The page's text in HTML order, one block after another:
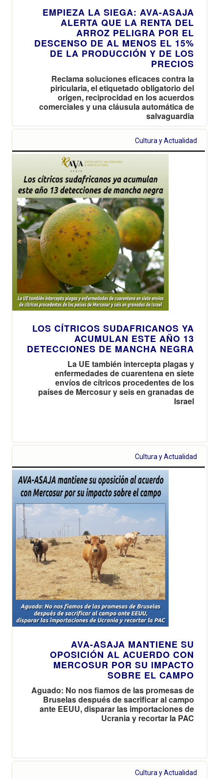
EMPIEZA LA SIEGA: AVA-ASAJA
ALERTA QUE LA RENTA DEL
ARROZ PELIGRA POR EL
DESCENSO DE AL MENOS EL 15%
DE LA PRODUCCIÓN Y DE LOS
PRECIOS
Reclama soluciones eficaces contra la
piricularia, el etiquetado obligatorio del
origen, reciprocidad en los acuerdos
comerciales y una cláusula automática de
salvaguardia
Cultura y Actualidad
LOS CÍTRICOS SUDAFRICANOS YA
ACUMULAN ESTE AÑO 13
DETECCIONES DE MANCHA NEGRA
La UE también intercepta plagas y
enfermedades de cuarentena en siete
envíos de cítricos procedentes de los
países de Mercosur y seis en granadas de
Israel
Cultura y Actualidad
AVA-ASAJA MANTIENE SU
OPOSICIÓN AL ACUERDO CON
MERCOSUR POR SU IMPACTO
SOBRE EL CAMPO
Aguado: No nos fiamos de las promesas de
Bruselas después de sacrificar al campo
ante EEUU, disparar las importaciones de
Ucrania y recortar la PAC
Cultura y Actualidad